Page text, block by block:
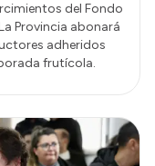
del Fondo
Provincia abonará
adheridos
frutícola.